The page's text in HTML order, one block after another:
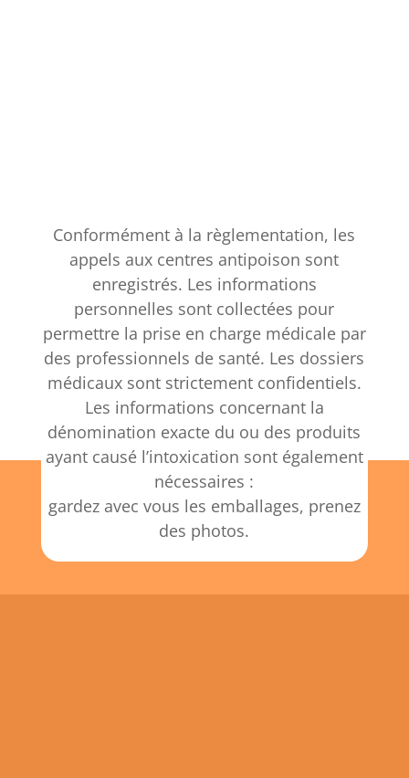
Conformément à la règlementation, les
appels aux centres antipoison sont
enregistrés. Les informations
personnelles sont collectées pour
permettre la prise en charge médicale par
des professionnels de santé. Les dossiers
médicaux sont strictement confidentiels.
Les informations concernant la
dénomination exacte du ou des produits
ayant causé l’intoxication sont également
nécessaires :
gardez avec vous les emballages, prenez
des photos.